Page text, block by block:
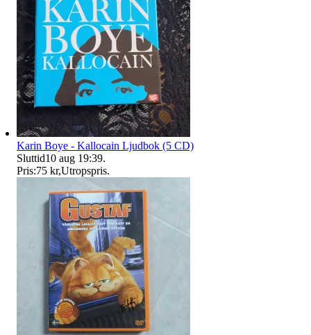
Karin Boye - Kallocain Ljudbok (5 CD)
Sluttid10 aug 19:39.
Pris:75 kr,Utropspris.